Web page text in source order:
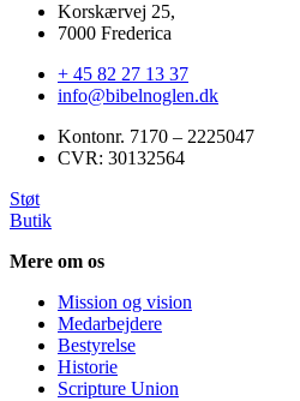
Korskærvej 25,
7000 Frederica
+ 45 82 27 13 37
info@bibelnoglen.dk
Kontonr. ‍7170 – 2225047
CVR: ‍30132564
Støt
Butik
Mere om os
Mission og vision
Medarbejdere
Bestyrelse
Historie
Scripture Union